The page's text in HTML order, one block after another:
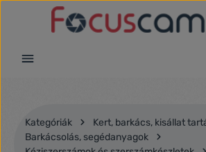
Ugrás a fő tartalomra
Kategóriák
Kert, barkács, kisállat
Barkácsolás, segédanyagok